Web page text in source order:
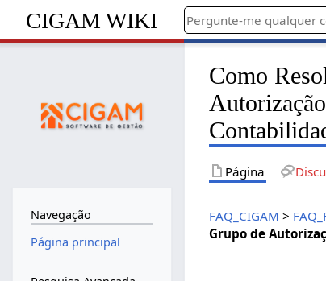
CIGAM WIKI
Como
Página
FAQ_CIGAM >
Grupo de
Navegação
Página principal